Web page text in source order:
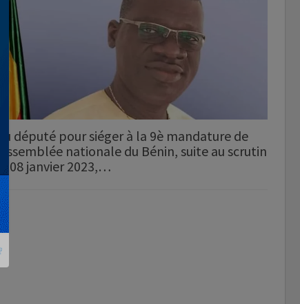
Élu député pour siéger à la 9è mandature de
l'Assemblée nationale du Bénin, suite au scrutin
du 08 janvier 2023,…